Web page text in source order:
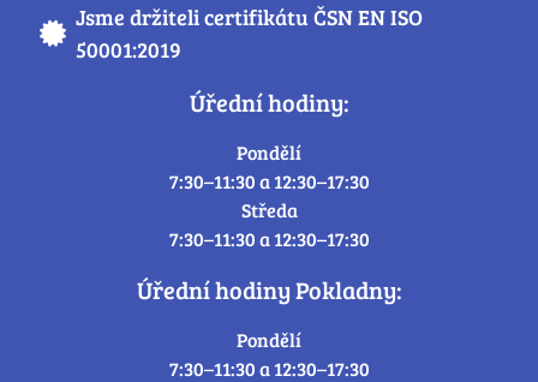
Jsme držiteli certifikátu ČSN EN ISO
50001:2019
Úřední hodiny:
Pondělí
7:30–11:30 a 12:30–17:30
Středa
7:30–11:30 a 12:30–17:30
Úřední hodiny Pokladny:
Pondělí
7:30–11:30 a 12:30–17:30